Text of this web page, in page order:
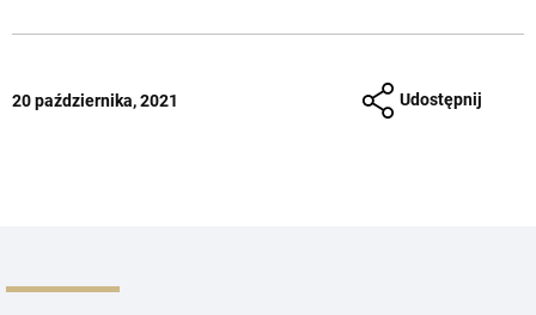
20 października, 2021 Udostępnij